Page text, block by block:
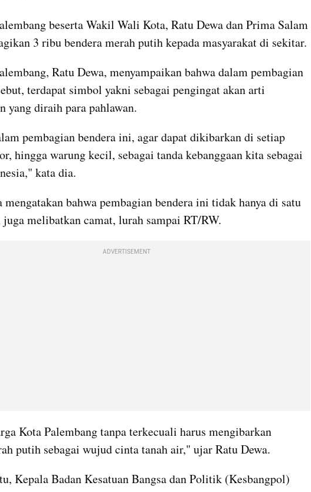
beserta Wakil Wali Kota, Ratu Dewa dan Prima Salam
3 ribu bendera merah putih kepada masyarakat di sekitar.
Ratu Dewa, menyampaikan bahwa dalam pembagian
terdapat simbol yakni sebagai pengingat akan arti
yang diraih para pahlawan.
pembagian bendera ini, agar dapat dikibarkan di setiap
hingga warung kecil, sebagai tanda kebanggaan kita sebagai
kata dia.
bahwa pembagian bendera ini tidak hanya di satu
melibatkan camat, lurah sampai RT/RW.
ADVERTISEMENT
Kota Palembang tanpa terkecuali harus mengibarkan
putih sebagai wujud cinta tanah air," ujar Ratu Dewa.
Kepala Badan Kesatuan Bangsa dan Politik (Kesbangpol)